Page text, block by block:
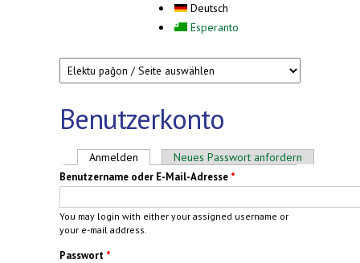
Deutsch
Esperanto
Benutzerkonto
Haupt-Reiter
Anmelden (aktiver Reiter)
Neues Passwort anfordern
Benutzername oder E-Mail-Adresse *
You may login with either your assigned username or
your e-mail address.
Passwort *